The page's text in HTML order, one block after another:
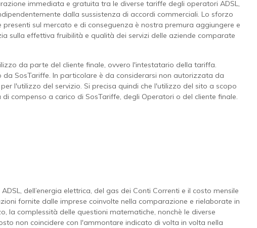
immediata e gratuita tra le diverse tariffe degli operatori ADSL,
dalla sussistenza di accordi commerciali. Lo sforzo
sul mercato e di conseguenza è nostra premura aggiungere e
sulla effettiva fruibilità e qualità dei servizi delle aziende comparate
da parte del cliente finale, ovvero l'intestatario della tariffa.
SosTariffe. In particolare è da considerarsi non autorizzata da
l'utilizzo del servizio. Si precisa quindi che l'utilizzo del sito a scopo
compenso a carico di SosTariffe, degli Operatori o del cliente finale.
dell’energia elettrica, del gas dei Conti Correnti e il costo mensile
fornite dalle imprese coinvolte nella comparazione e rielaborate in
complessità delle questioni matematiche, nonchè le diverse
non coincidere con l'ammontare indicato di volta in volta nella